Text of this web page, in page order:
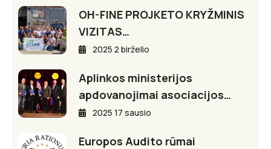
OH-FINE PROJKETO KRYŽMINIS
VIZITAS…
2025 2 birželio
Aplinkos ministerijos
apdovanojimai asociacijos…
2025 17 sausio
Europos Audito rūmai